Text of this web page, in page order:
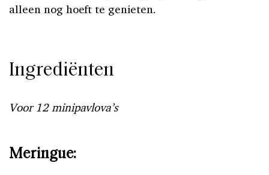
alleen nog hoeft te genieten.
Ingrediënten
Voor 12 minipavlova’s
Meringue: